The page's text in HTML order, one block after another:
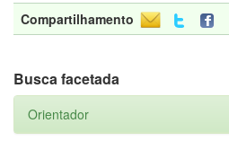
Compartilhamento
Busca facetada
Orientador